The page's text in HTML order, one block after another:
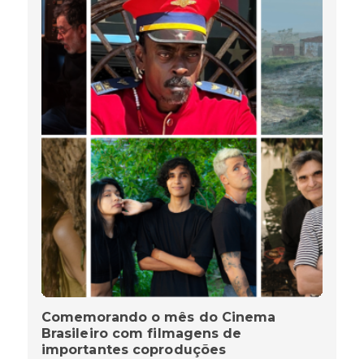
Comemorando o mês do Cinema
Brasileiro com filmagens de
importantes coproduções